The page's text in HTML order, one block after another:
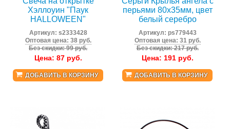
Хэллоуин "Паук
HALLOWEEN"
Артикул: s2333428
Оптовая цена: 38 руб.
Без скидки: 99 руб.
Цена: 87руб.
ДОБАВИТЬ В КОРЗИНУ
перьями 80х35мм, цвет
белый серебро
Артикул: ps779443
Оптовая цена: 31 руб.
Без скидки: 217 руб.
Цена: 191руб.
ДОБАВИТЬ В КОРЗИНУ